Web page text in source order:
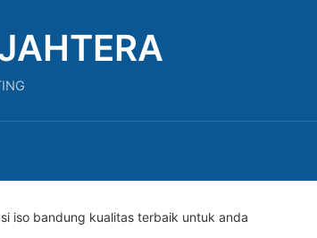
iso bandung kualitas terbaik untuk anda